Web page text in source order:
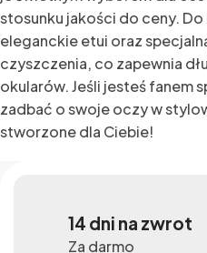
stosunku jakości do ceny.
eleganckie etui oraz
czyszczenia, co zapewnia
okularów. Jeśli jesteś fanem
zadbać o swoje oczy w
stworzone dla Ciebie!
14 dni na zwrot
Za darmo